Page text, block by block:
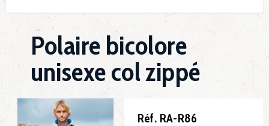
Polaire bicolore
unisexe col zippé
Réf. RA-R86